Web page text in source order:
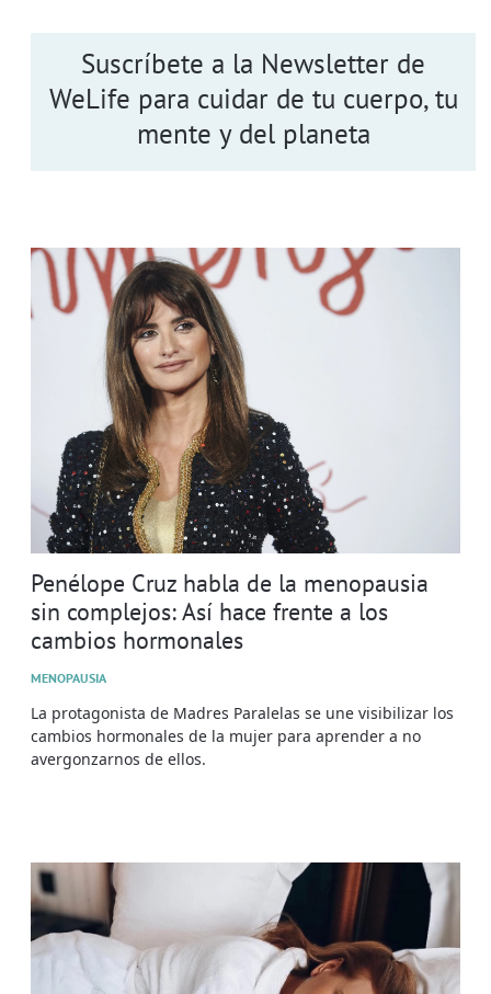
Penélope Cruz habla de la menopausia
sin complejos: Así hace frente a los
cambios hormonales
MENOPAUSIA
La protagonista de Madres Paralelas se une visibilizar los
cambios hormonales de la mujer para aprender a no
avergonzarnos de ellos.
Suscríbete a la Newsletter de
WeLife para cuidar de tu cuerpo, tu
mente y del planeta